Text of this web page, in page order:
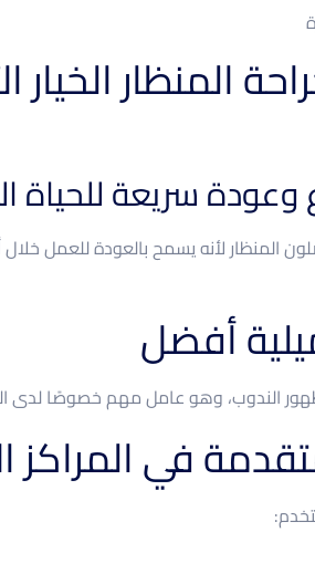
المنظار
المنظار لأنه يسمح بالعودة للعمل خلال
الندوب، وهو عامل مهم خصوصًا لدى